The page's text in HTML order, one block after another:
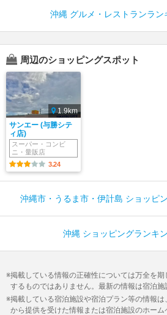
沖縄 グルメ・レストランラン
周辺のショッピングスポット
1.9km
サンエー (与勝シテ
ィ店)
スーパー・コンビ
ニ・量販店
3.24
沖縄市・うるま市・伊計島 ショッピ
沖縄 ショッピングランキ
掲載している情報の正確性については万全を
するものではありません。最新の情報は宿泊施
掲載している宿泊施設や宿泊プラン等の情報
から提供を受けた情報または宿泊施設のホー